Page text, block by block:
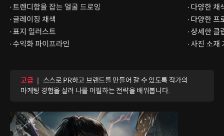
고급｜ 스스로 PR하고 브랜드를 만들어 갈 수 있도록 작가의
마케팅 경험을 살려 나를 어필하는 전략을 배워봅니다.